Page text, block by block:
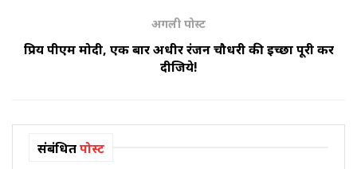
अगली पोस्ट
प्रिय पीएम मोदी, एक बार अधीर रंजन चौधरी की इच्छा पूरी कर
दीजिये!
संबंधितपोस्ट